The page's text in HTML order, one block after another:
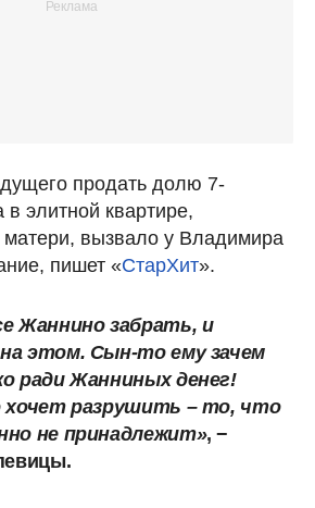
продать долю 7-
в элитной квартире,
вызвало у Владимира
пишет «СтарХит».
Жаннино забрать, и
этом. Сын-то ему зачем
ради Жанниных денег!
хочет разрушить – то, что
не принадлежит», −